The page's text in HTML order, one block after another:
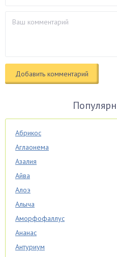
Абрикос
Аглаонема
Азалия
Айва
Алоэ
Алыча
Аморфофаллус
Ананас
Антуриум